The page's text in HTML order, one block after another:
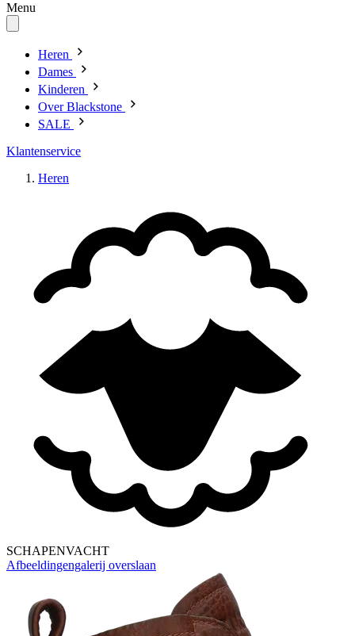
Menu
Heren
Dames
Kinderen
Over Blackstone
SALE
Klantenservice
Heren
SCHAPENVACHT
Afbeeldingengalerij overslaan